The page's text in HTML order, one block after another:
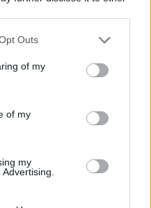
uses one or more Google
You may click to
and its third-party tags to
purposes in below Google
Outs
of my
of my
my